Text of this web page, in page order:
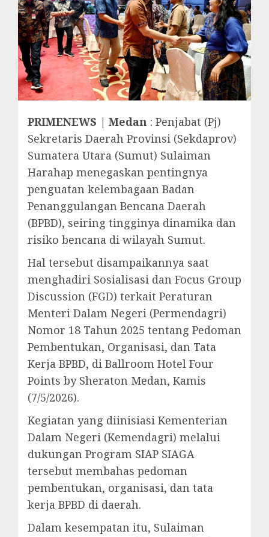
PRIMENEWS | Medan : Penjabat (Pj)
Sekretaris Daerah Provinsi (Sekdaprov)
Sumatera Utara (Sumut) Sulaiman
Harahap menegaskan pentingnya
penguatan kelembagaan Badan
Penanggulangan Bencana Daerah
(BPBD), seiring tingginya dinamika dan
risiko bencana di wilayah Sumut.
Hal tersebut disampaikannya saat
menghadiri Sosialisasi dan Focus Group
Discussion (FGD) terkait Peraturan
Menteri Dalam Negeri (Permendagri)
Nomor 18 Tahun 2025 tentang Pedoman
Pembentukan, Organisasi, dan Tata
Kerja BPBD, di Ballroom Hotel Four
Points by Sheraton Medan, Kamis
(7/5/2026).
Kegiatan yang diinisiasi Kementerian
Dalam Negeri (Kemendagri) melalui
dukungan Program SIAP SIAGA
tersebut membahas pedoman
pembentukan, organisasi, dan tata
kerja BPBD di daerah.
Dalam kesempatan itu, Sulaiman